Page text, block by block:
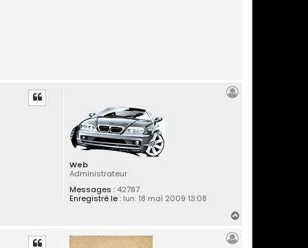
Web
Administrateur
Messages :42787
Enregistré le :lun. 18 mai 2009 13:08